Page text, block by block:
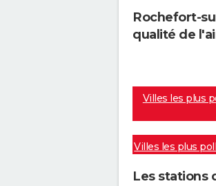
Rochefort-
qualité de
Villes les plus
Villes les plus
Les stations